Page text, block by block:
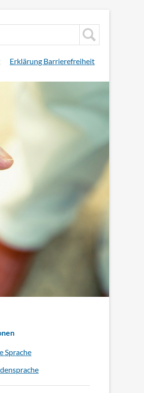
Erklärung Barrierefreiheit
Sprache